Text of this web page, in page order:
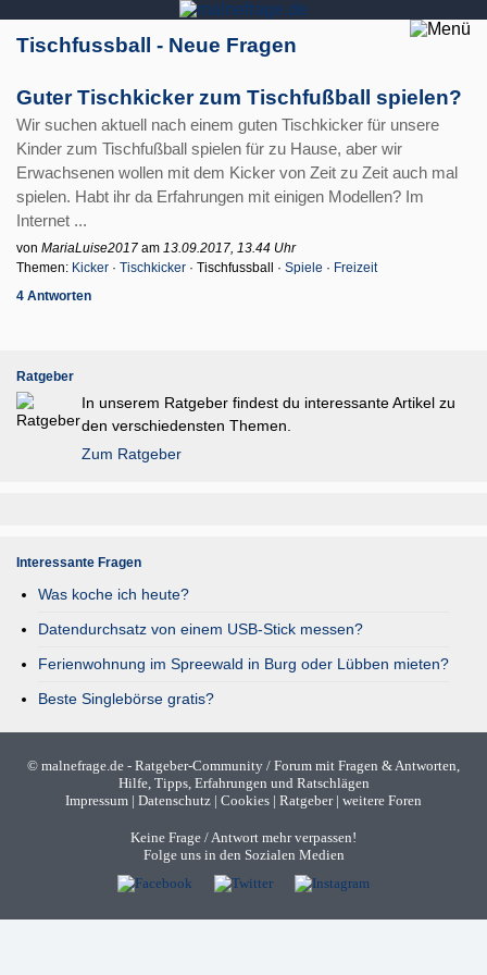
Tischfussball - Neue Fragen
Guter Tischkicker zum Tischfußball spielen?
Wir suchen aktuell nach einem guten Tischkicker für unsere
Kinder zum Tischfußball spielen für zu Hause, aber wir
Erwachsenen wollen mit dem Kicker von Zeit zu Zeit auch mal
spielen. Habt ihr da Erfahrungen mit einigen Modellen? Im
Internet ...
von MariaLuise2017 am 13.09.2017, 13.44 Uhr
Themen: Kicker · Tischkicker · Tischfussball · Spiele · Freizeit
4 Antworten
Ratgeber
In unserem Ratgeber findest du interessante Artikel zu
den verschiedensten Themen.
Zum Ratgeber
Interessante Fragen
Was koche ich heute?
Datendurchsatz von einem USB-Stick messen?
Ferienwohnung im Spreewald in Burg oder Lübben mieten?
Beste Singlebörse gratis?
© malnefrage.de - Ratgeber-Community / Forum mit Fragen & Antworten,
Hilfe, Tipps, Erfahrungen und Ratschlägen
Impressum | Datenschutz | Cookies | Ratgeber| weitere Foren
Keine Frage / Antwort mehr verpassen!
Folge uns in den Sozialen Medien